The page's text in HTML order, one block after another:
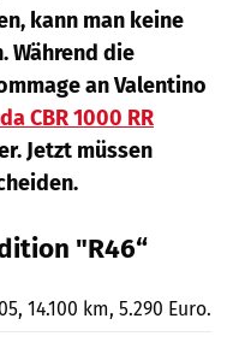
kann man keine
Während die
an Valentino
CBR 1000 RR
Jetzt müssen
"R46“
14.100 km, 5.290 Euro.